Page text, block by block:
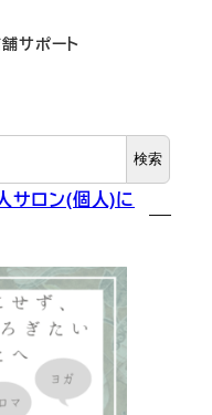
サポート
検索
サロン(個人)に